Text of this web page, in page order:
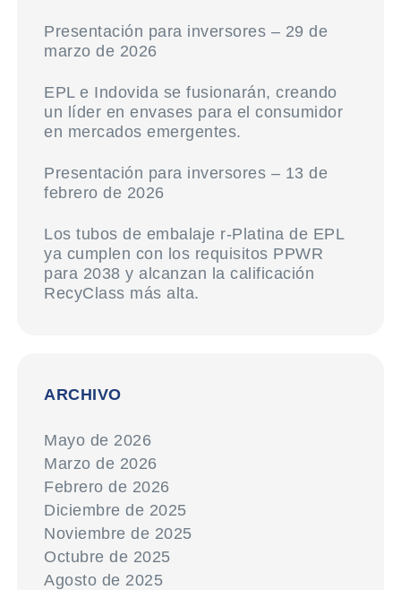
Presentación para inversores – 29 de
marzo de 2026
EPL e Indovida se fusionarán, creando
un líder en envases para el consumidor
en mercados emergentes.
Presentación para inversores – 13 de
febrero de 2026
Los tubos de embalaje r-Platina de EPL
ya cumplen con los requisitos PPWR
para 2038 y alcanzan la calificación
RecyClass más alta.
ARCHIVO
Mayo de 2026
Marzo de 2026
Febrero de 2026
Diciembre de 2025
Noviembre de 2025
Octubre de 2025
Agosto de 2025